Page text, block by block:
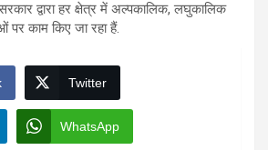
द्वारा हर क्षेत्र में अल्पकालिक, लघुकालिक
पर काम किए जा रहा हैं.
Twitter
WhatsApp